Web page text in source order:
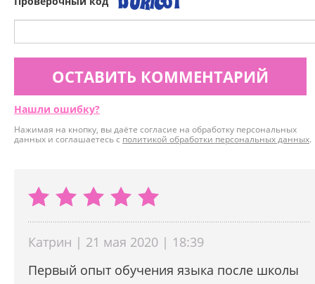
ОСТАВИТЬ КОММЕНТАРИЙ
Нашли ошибку?
Нажимая на кнопку, вы даёте согласие на обработку персональных
данных и соглашаетесь с политикой обработки персональных данных.
Катрин | 21 мая 2020 | 18:39
Первый опыт обучения языка после школы